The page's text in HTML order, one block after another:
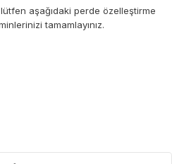
aşağıdaki perde özelleştirme
tamamlayınız.